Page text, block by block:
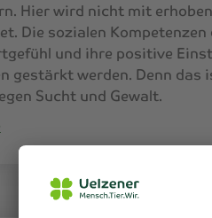
Hier wird nicht mit
Die sozialen Kompetenzen
und ihre positive
gestärkt werden. Denn das
Sucht und Gewalt.